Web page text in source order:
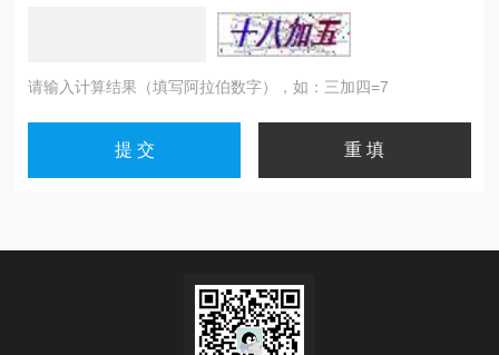
请输入计算结果（填写阿拉伯数字），如：三加四=7